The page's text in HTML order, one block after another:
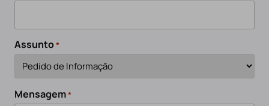
Assunto*
Mensagem*